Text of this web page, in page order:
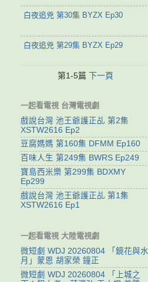
白夜追兇 第30集 BYZX Ep30
白夜追兇 第29集 BYZX Ep29
第1-5篇 下一頁
一起看電視 台灣電視劇
戲說台灣 池王爺護正乩 第2集
XSTW2616 Ep2
豆腐媽媽 第160集 DFMM Ep160
百味人生 第249集 BWRS Ep249
寶島西米樂 第299集 BDXMY
Ep299
戲說台灣 池王爺護正乩 第1集
XSTW2616 Ep1
一起看電視 大陸電視劇
微短劇 WDJ 20260804 「鏡花與水
月」蒙恩 胡家榮 鐘正
微短劇 WDJ 20260804 「上城之